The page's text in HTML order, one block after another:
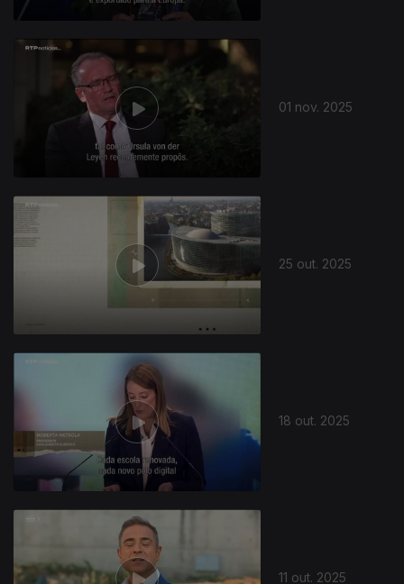
01 nov. 2025
25 out. 2025
18 out. 2025
11 out. 2025
881451